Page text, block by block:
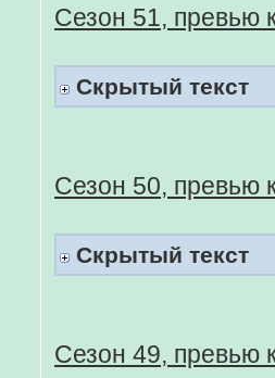
Сезон 51, превью
Скрытый текст
Сезон 50, превью
Скрытый текст
Сезон 49, превью